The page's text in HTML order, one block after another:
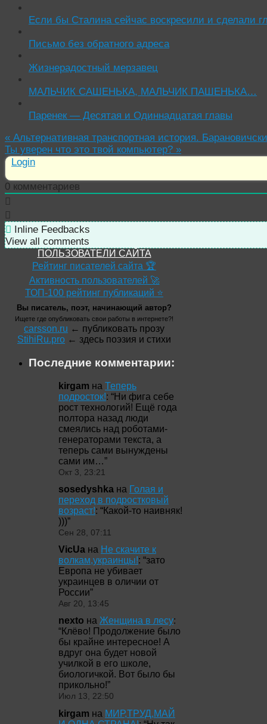
Если бы Сталина сейчас воскресили и сделали
Письмо без обратного адреса
Жизнерадостный мерзавец
МАЛЬЧИК САШЕНЬКА, МАЛЬЧИК ПАШЕНЬКА…
Паренек — Десятая и Одиннадцатая главы
« Альтернативная транспортная история.
Ты уверен что это твой компьютер? »
Login
0 комментариев
Inline Feedbacks
View all comments
ПОЛЬЗОВАТЕЛИ САЙТА
Рейтинг писателей сайта 🏆
Активность пользователей 🚀
ТОП-100 рейтинг публикаций ⭐
Вы писатель, поэт, начинающий автор?
Ищете где опубликовать свои работы в интернете?!
carsson.ru ← публиковать прозу
StihiRu.pro ← здесь поэзия и стихи
Последние комментарии:
kirgam на Теперь
подросток!: “Ни фига себе
рост технологий! Ещё года
полтора назад люди
смеялись над роботами-
генераторами текста, а
теперь сами вынуждены
сами им…”
Окт 3, 23:21
sosedyshka на Голая и
переход в подростковый
возраст!: “Какой-то наивняк!
)))”
Сен 28, 07:11
VicUa на Не скачите к
волкам,украинцы!: “зато
Европа не убивает
украинцев в оличии от
России”
Авг 20, 13:45
nexto на Женщина в лесу:
“Клёво! Продолжение было
бы крайне интересное! А
вдруг она будет новой
училкой в его школе,
биологичкой. Вот было бы
прикольно!”
Июл 13, 22:50
kirgam на МИР,ТРУД,МАЙ